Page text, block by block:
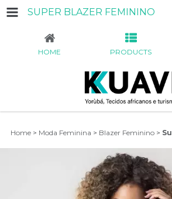
SUPER BLAZER FEMININO
HOME PRODUCTS
Home > Moda Feminina > Blazer Feminino >